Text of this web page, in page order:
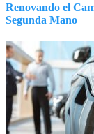
Renovando el
Segunda Mano